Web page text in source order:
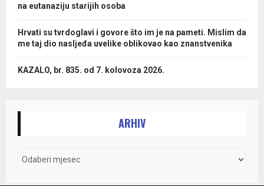
na eutanaziju starijih osoba
Hrvati su tvrdoglavi i govore što im je na pameti. Mislim da
me taj dio nasljeđa uvelike oblikovao kao znanstvenika
KAZALO, br. 835. od 7. kolovoza 2026.
ARHIV